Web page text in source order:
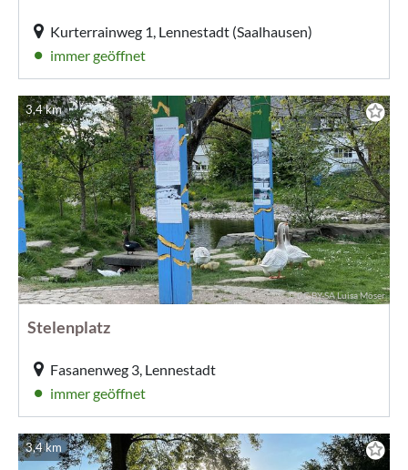
Kurterrainweg 1, Lennestadt (Saalhausen)
immer geöffnet
© CC-BY-SA Luisa Möser
3,4 km
Stelenplatz
Fasanenweg 3, Lennestadt
immer geöffnet
3,4 km